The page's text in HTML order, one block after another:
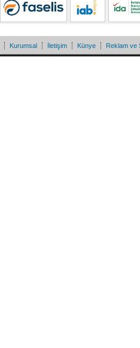
Kurumsal İletişim Künye Reklam ve